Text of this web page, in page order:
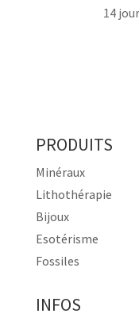
14
PRODUITS
Minéraux
Lithothérapie
Bijoux
Esotérisme
Fossiles
INFOS